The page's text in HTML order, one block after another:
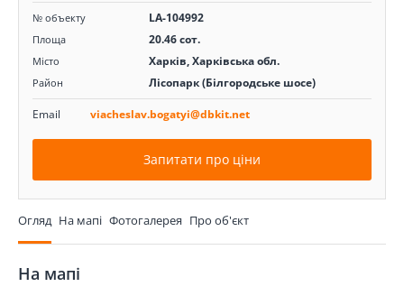
№ объекту LA-104992
Площа 20.46 сот.
Місто Харків, Харківська обл.
Район Лісопарк (Білгородське шосе)
Email viacheslav.bogatyi@dbkit.net
Запитати про ціни
Огляд На мапі Фотогалерея Про об'єкт
На мапі